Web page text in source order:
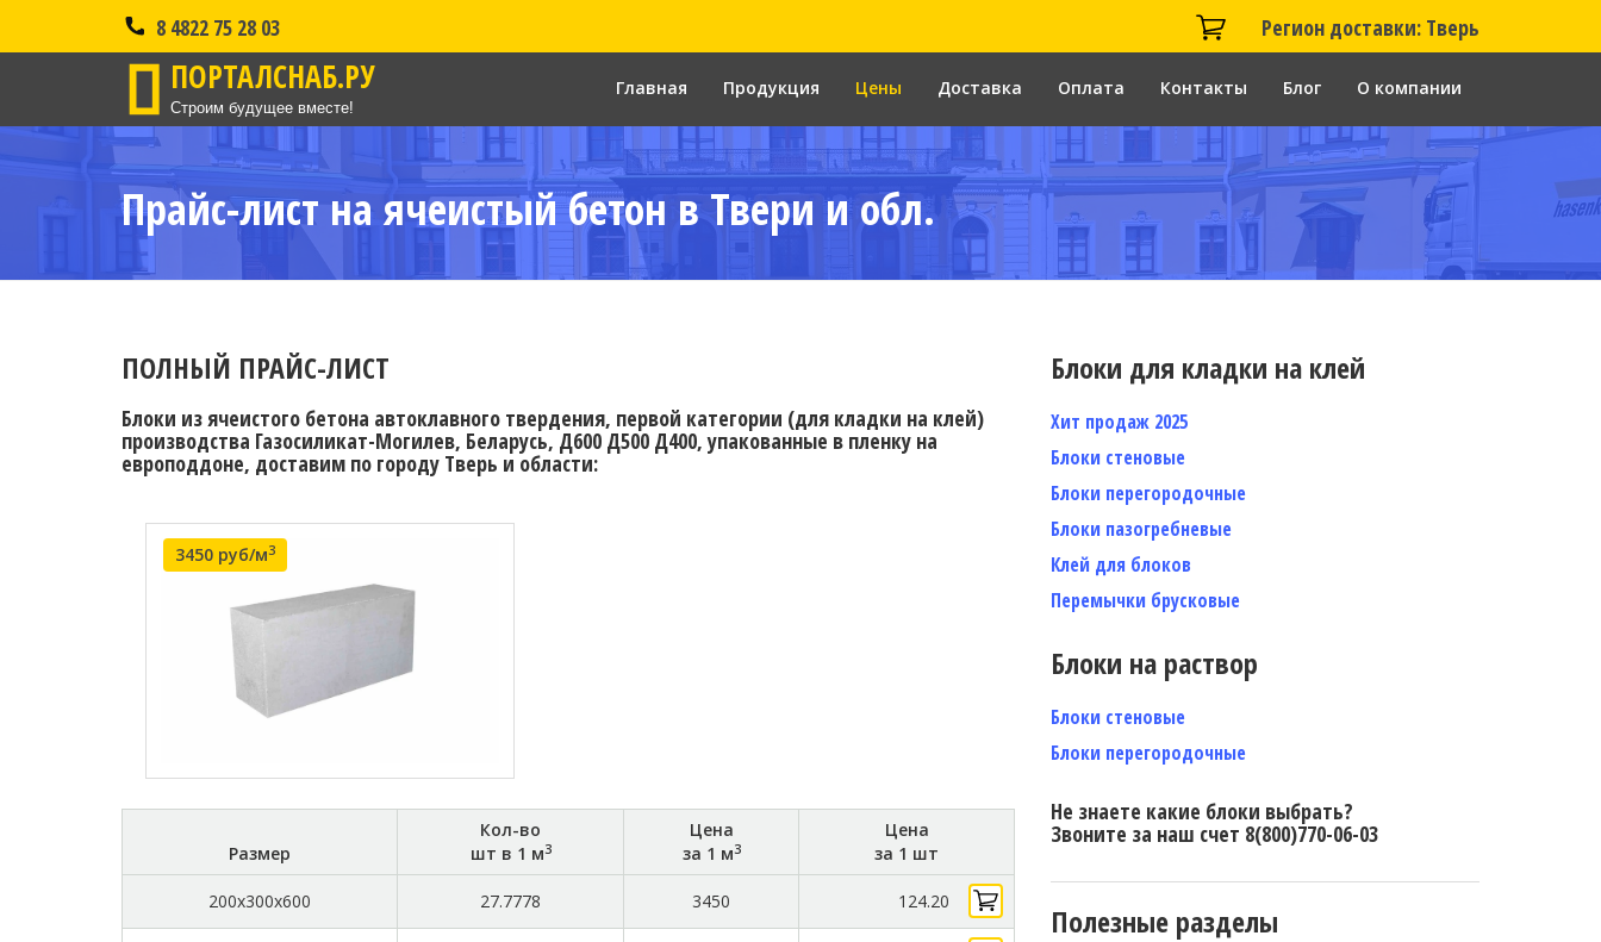
8 4822 75 28 03 Регион доставки: Тверь
ПОРТАЛСНАБ.РУ
Строим будущее вместе!
Главная Продукция Цены Доставка Оплата Контакты Блог О компании
Прайс-лист на ячеистый бетон в Твери и обл.
ПОЛНЫЙ ПРАЙС-ЛИСТ
Блоки из ячеистого бетона автоклавного твердения, первой категории (для кладки на клей)
производства Газосиликат-Могилев, Беларусь, Д600 Д500 Д400, упакованные в пленку на
европоддоне, доставим по городу Тверь и области:
3450 руб/м3
Размер
Кол-во
шт в 1 м3
Цена
за 1 м3
Цена
за 1 шт
200x300x600 27.7778 3450 124.20
Блоки для кладки на клей
Хит продаж 2025
Блоки стеновые
Блоки перегородочные
Блоки пазогребневые
Клей для блоков
Перемычки брусковые
Блоки на раствор
Блоки стеновые
Блоки перегородочные
Не знаете какие блоки выбрать?
Звоните за наш счет 8(800)770-06-03
Полезные разделы